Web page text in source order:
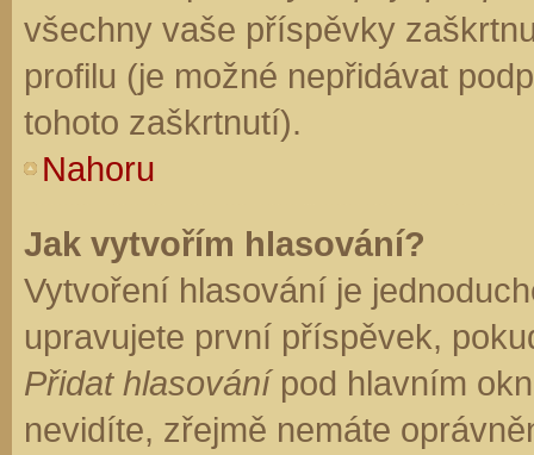
všechny vaše příspěvky
profilu (je možné nepřidávat
tohoto zaškrtnutí).
Nahoru
Jak vytvořím hlasování?
Vytvoření hlasování je
upravujete první příspěvek,
Přidat hlasovánípod hlavním
nevidíte, zřejmě nemáte